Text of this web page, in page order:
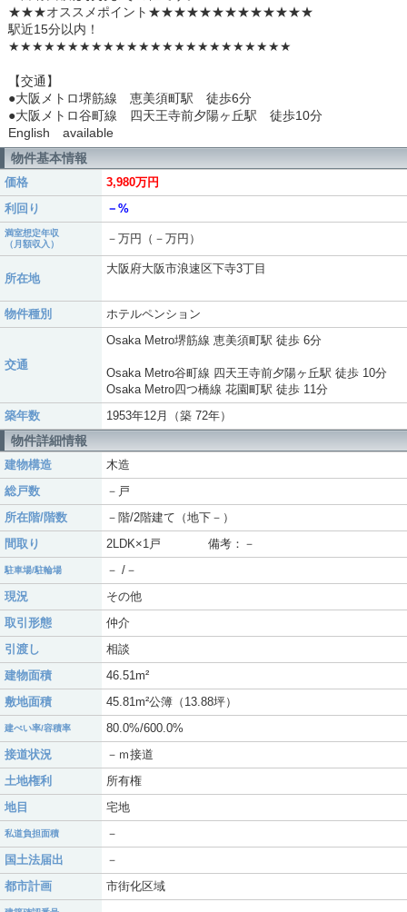
★★★オススメポイント★★★★★★★★★★★★★
駅近15分以内！
★★★★★★★★★★★★★★★★★★★★★★★★
【交通】
●大阪メトロ堺筋線 恵美須町駅 徒歩6分
●大阪メトロ谷町線 四天王寺前夕陽ヶ丘駅 徒歩10分
English available
物件基本情報
価格
3,980万円
利回り
－%
満室想定年収
（月額収入）
－万円（－万円）
所在地
大阪府大阪市浪速区下寺3丁目
物件種別 ホテルペンション
交通
Osaka Metro堺筋線 恵美須町駅 徒歩 6分
Osaka Metro谷町線 四天王寺前夕陽ヶ丘駅 徒歩 10分
Osaka Metro四つ橋線 花園町駅 徒歩 11分
築年数
1953年12月（築 72年）
物件詳細情報
建物構造
木造
総戸数
－戸
所在階/階数
－階/2階建て（地下－）
間取り
2LDK×1戸 備考：－
駐車場/駐輪場
－ /－
現況
その他
取引形態
仲介
引渡し
相談
建物面積
46.51m²
敷地面積
45.81m²公簿（13.88坪）
建ぺい率/容積率
80.0%/600.0%
接道状況
－ｍ接道
土地権利
所有権
地目
宅地
私道負担面積
－
国土法届出
－
都市計画
市街化区域